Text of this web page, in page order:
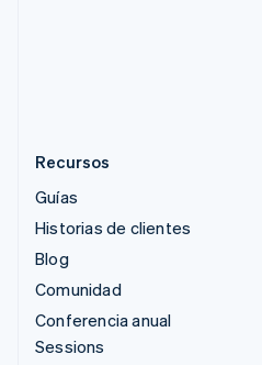
Recursos
Guías
Historias de clientes
Blog
Comunidad
Conferencia anual
Sessions